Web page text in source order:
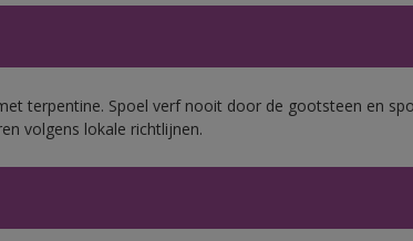
terpentine. Spoel verf nooit door de gootsteen en
volgens lokale richtlijnen.